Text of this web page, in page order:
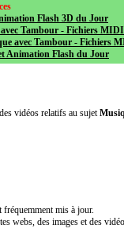
Flash 3D du Jour
Tambour - Fichiers
avec Tambour - Fichiers
Animation Flash du Jour
vidéos relatifs au sujet
fréquemment mis à jour.
webs, des images et des